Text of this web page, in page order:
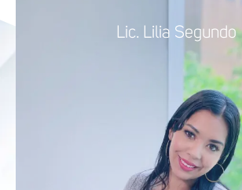
Lic. Lilia Segundo